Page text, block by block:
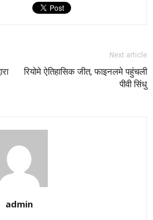
Next article
रियोमे ऐतिहासिक जीत, फाइनलमे पहुंचली
पीवी सिंधु
admin